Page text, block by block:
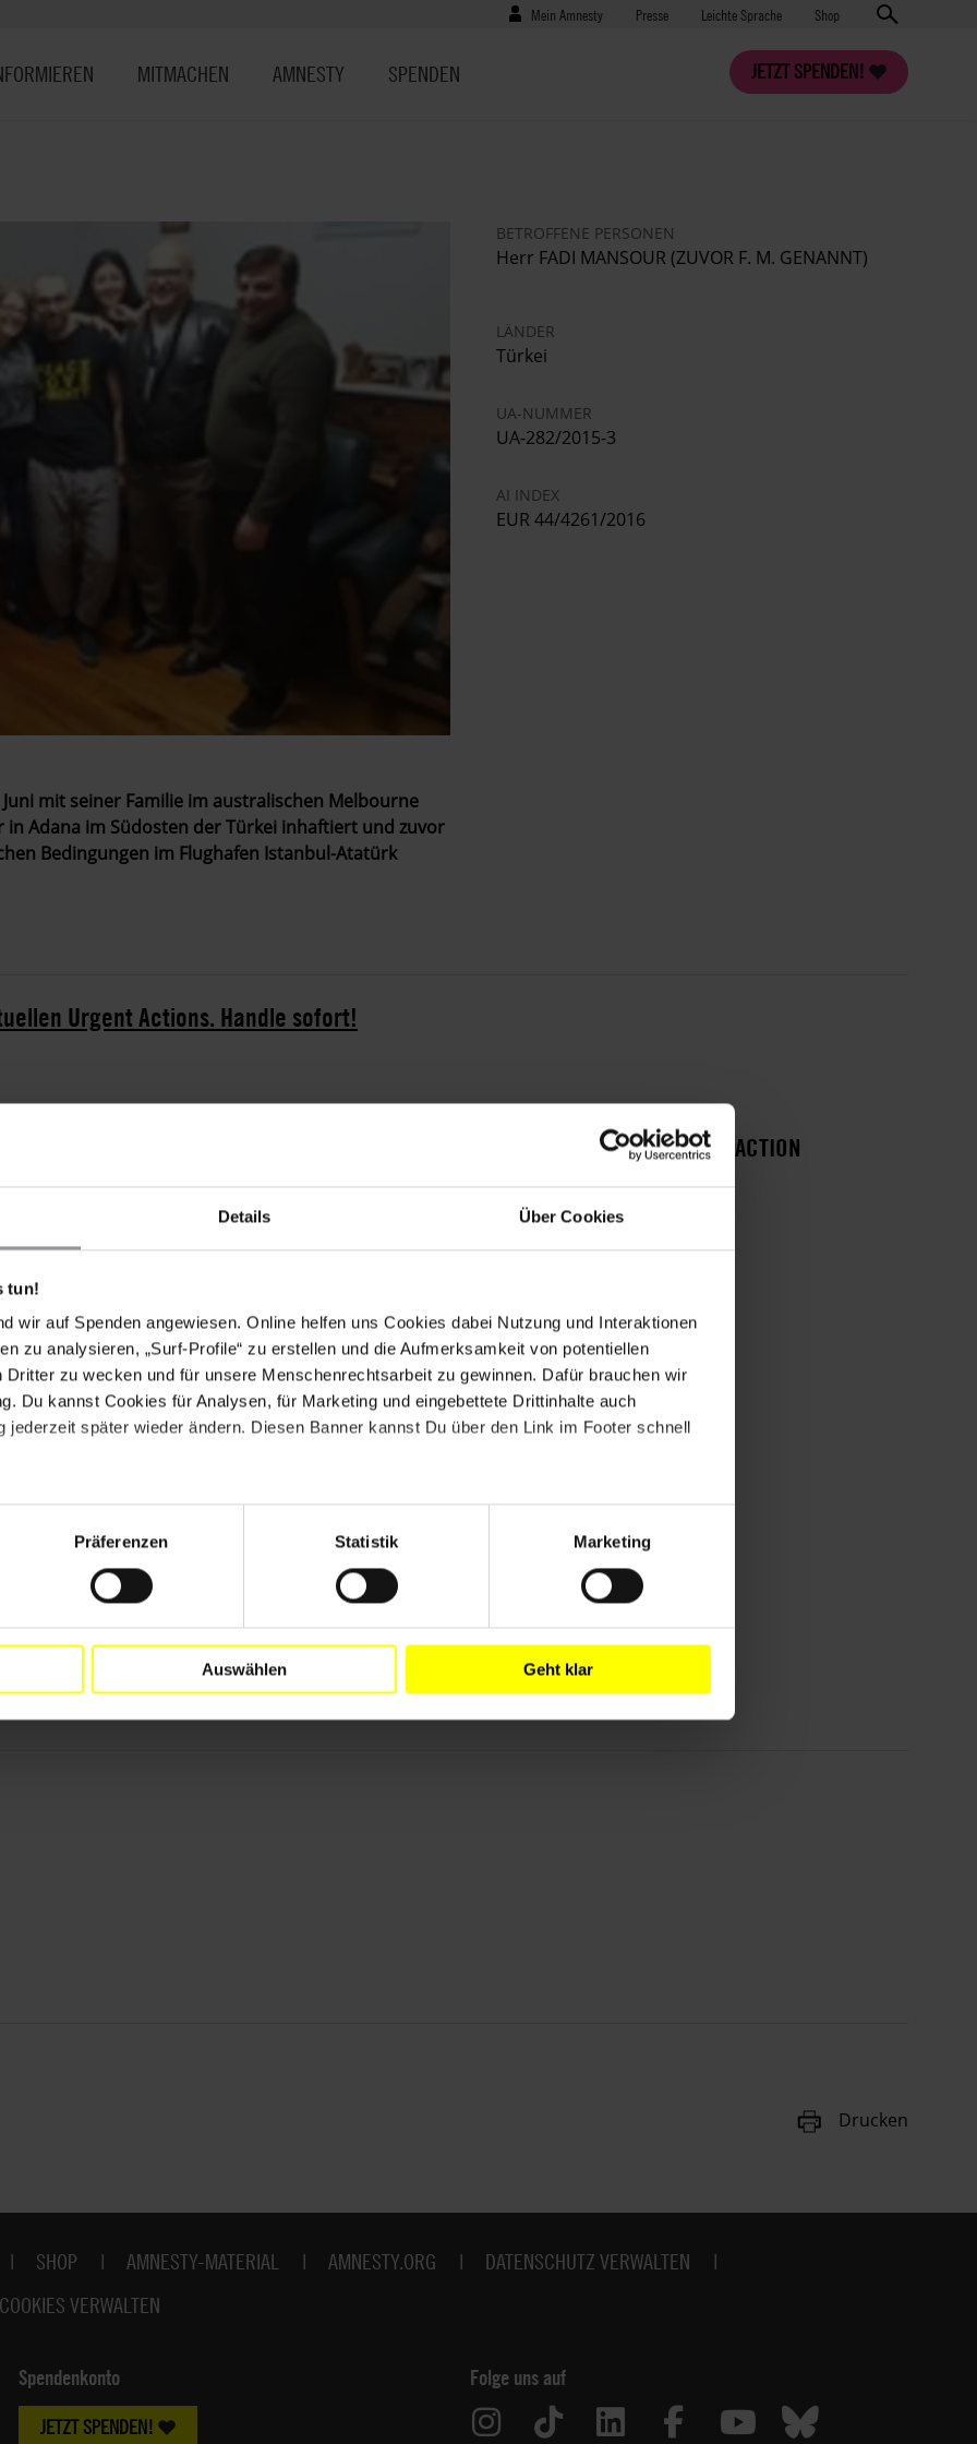
Details Über Cookies
tun!
wir auf Spenden angewiesen. Online helfen uns Cookies dabei Nutzung und Interaktionen
zu analysieren, „Surf-Profile“ zu erstellen und die Aufmerksamkeit von potentiellen
Dritter zu wecken und für unsere Menschenrechtsarbeit zu gewinnen. Dafür brauchen wir
Du kannst Cookies für Analysen, für Marketing und eingebettete Drittinhalte auch
jederzeit später wieder ändern. Diesen Banner kannst Du über den Link im Footer schnell
Präferenzen Statistik Marketing
Auswählen Geht klar
Benutzermenü
Mein Amnesty Presse
Presse Leichte Sprache Shop
JETZT SPENDEN!
MITMACHEN AMNESTY SPENDEN
mit seiner Familie im australischen Melbourne
Adana im Südosten der Türkei inhaftiert und zuvor
Bedingungen im Flughafen Istanbul-Atatürk
BETROFFENE PERSONEN
Herr FADI MANSOUR (ZUVOR F. M. GENANNT)
LÄNDER
Türkei
UA-NUMMER
UA-282/2015-3
AI INDEX
EUR 44/4261/2016
Urgent Actions. Handle sofort!
mit seiner Familie im australischen Melbourne
unter unmenschlichen Bedingungen im "Raum für
festgehalten. Amnesty International setzt sich
März 2016 jährte sich sein Gewahrsam, worauf
die Medien brachte. Am 23. März verlegte man Fadi
der Türkei. Sein Rechtsbeistand zog wegen der
in Adana. Noch bevor eine Entscheidung in
Woche vom 6. Juni ein weltweit gültiges humanitäres
Fadi Mansour. Er drückte seine Freude über
Behörden für seine Freilassung eingesetzt
erforderlich. Vielen Dank allen, die Appelle
HISTORIE DIESER URGENT ACTION
Flüchtling in Gefahr
Drucken
SHOP AMNESTY-MATERIAL AMNESTY.ORG
DATENSCHUTZ VERWALTEN
COOKIES VERWALTEN
Spendenkonto
JETZT SPENDEN!
Folge uns auf